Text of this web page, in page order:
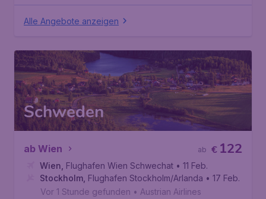
Alle Angebote anzeigen
Schweden
ab Wien € 122
ab
Wien Flughafen Wien Schwechat • 11 Feb.
Stockholm Flughafen Stockholm/Arlanda • 17 Feb.
Vor 1 Stunde gefunden • Austrian Airlines